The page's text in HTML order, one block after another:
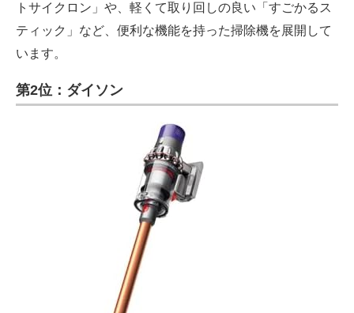
トサイクロン」や、軽くて取り回しの良い「すごかるス
ティック」など、便利な機能を持った掃除機を展開して
います。
第2位：ダイソン